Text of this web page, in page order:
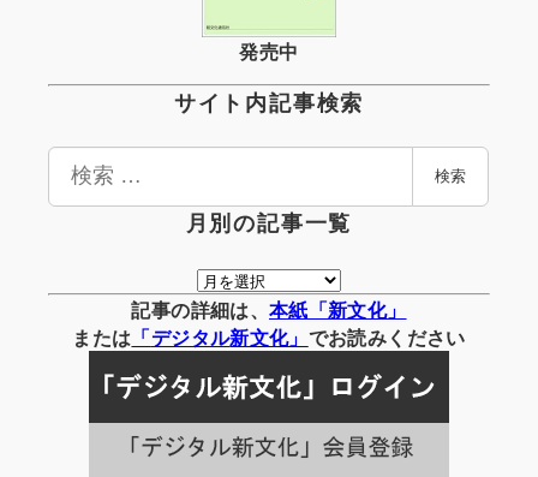
発売中
サイト内記事検索
検
検索
月別の記事一覧
月
別
の
事
一
覧
記事の詳細は、 本紙「新文化」
または 「デジタル新文化」 でお読みください